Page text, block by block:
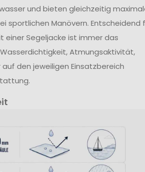
und bieten gleichzeitig
sportlichen Manövern. Entscheidend
einer Segeljacke ist immer das
Atmungsaktivität,
den jeweiligen Einsatzbereich